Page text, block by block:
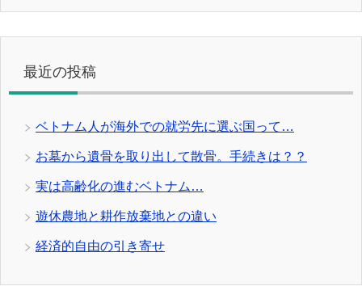
最近の投稿
ベトナム人が海外での就労先に選ぶ国って…
お墓から遺骨を取り出して散骨。手続きは？？
実は高齢化の進むベトナム…
遊休農地と耕作放棄地との違い
経済的自由の引き寄せ